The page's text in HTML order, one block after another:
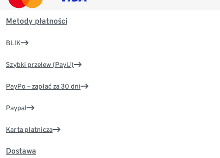
Metody płatności
BLIK
Szybki przelew (PayU)
PayPo – zapłać za 30 dni
Paypal
Karta płatnicza
Dostawa